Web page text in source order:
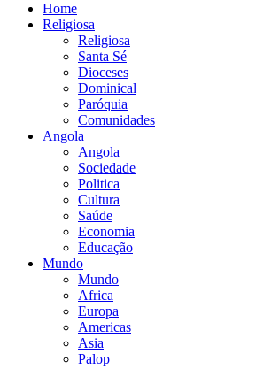
Home
Religiosa
Religiosa
Santa Sé
Dioceses
Dominical
Paróquia
Comunidades
Angola
Angola
Sociedade
Politica
Cultura
Saúde
Economia
Educação
Mundo
Mundo
Africa
Europa
Americas
Asia
Palop